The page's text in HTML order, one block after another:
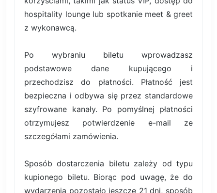
hospitality lounge lub spotkanie meet & greet
z wykonawcą.
Po wybraniu biletu wprowadzasz
podstawowe dane kupującego i
przechodzisz do płatności. Płatność jest
bezpieczna i odbywa się przez standardowe
szyfrowane kanały. Po pomyślnej płatności
otrzymujesz potwierdzenie e-mail ze
szczegółami zamówienia.
Sposób dostarczenia biletu zależy od typu
kupionego biletu. Biorąc pod uwagę, że do
wydarzenia pozostało jeszcze 21 dni, sposób